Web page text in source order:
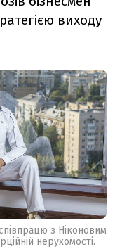
виходу
з Ніконовим
нерухомості.